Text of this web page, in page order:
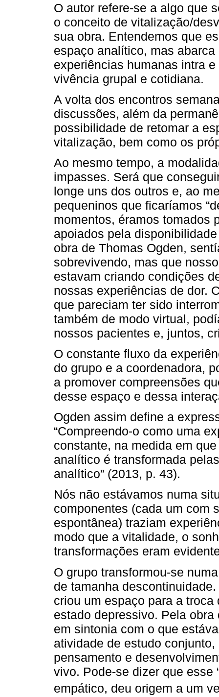
O autor refere-se a algo que
o conceito de vitalização/
sua obra. Entendemos que
espaço analítico, mas
experiências humanas intra
vivência grupal e cotidiana.
A volta dos encontros
discussões, além da
possibilidade de retomar a
vitalização, bem como os
Ao mesmo tempo, a
impasses. Será que
longe uns dos outros e, ao
pequeninos que ficaríamos
momentos, éramos tomados
apoiados pela
obra de Thomas Ogden,
sobrevivendo, mas que
estavam criando condições
nossas experiências de dor.
que pareciam ter sido
também de modo virtual,
nossos pacientes e, juntos,
O constante fluxo da
do grupo e a coordenadora,
a promover compreensões
desse espaço e dessa
Ogden assim define a
“Compreendo-o como uma
constante, na medida em
analítico é transformada
analítico” (2013, p. 43).
Nós não estávamos numa
componentes (cada um com
espontânea) traziam
modo que a vitalidade, o
transformações eram
O grupo transformou-se
de tamanha
criou um espaço para a
estado depressivo. Pela
em sintonia com o que
atividade de estudo
pensamento e
vivo. Pode-se dizer que esse
empático, deu origem a um